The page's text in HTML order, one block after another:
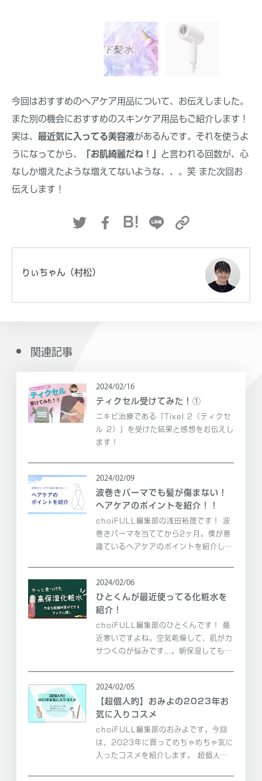
今回はおすすめのヘアケア用品について、お伝えしました。
また別の機会におすすめのスキンケア用品もご紹介します！
実は、 最近気に入ってる美容液があるんです。それを使うよ
うになってから、
「お肌綺麗だね！」 と言われる回数が、心
なしか増えたような増えてないような、、。笑 また次回お
伝えします！
B!
りぃちゃん（村松）
関連記事
2024/02/16
ティクセル受けてみた！①
ニキビ治療である『Tixel 2（ティクセ
ル 2）』を受けた結果と感想をお伝えし
ます！
2024/02/09
波巻きパーマでも髪が傷まない！
ヘアケアのポイントを紹介！！
choiFULL編集部の浅田裕晟です！ 波
巻きパーマを当ててから2ヶ月。僕が意
識ているヘアケアのポイントを紹介しま
2024/02/06
ひとくんが最近使ってる化粧水を
紹介！
choiFULL編集部のひとくんです！ 最
近寒いですよね。空気乾燥して、肌がカ
サつくのが悩みです...。朝保湿しても昼
不足しているようで、このままではいけ
ないと思い、高...
2024/02/05
【超個人的】おみよの2023年お
気に入りコスメ
choiFULL編集部のおみよです。今回
は、2023年に買ってめちゃめちゃ気に
入ったコスメを紹介します。 超個人的